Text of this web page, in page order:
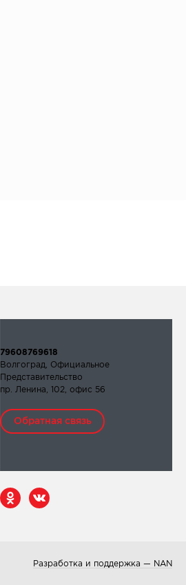
79608769618
Волгоград, Официальное
Представительство
пр. Ленина, 102, офис 56
Обратная связь
Разработка и поддержка — NAN